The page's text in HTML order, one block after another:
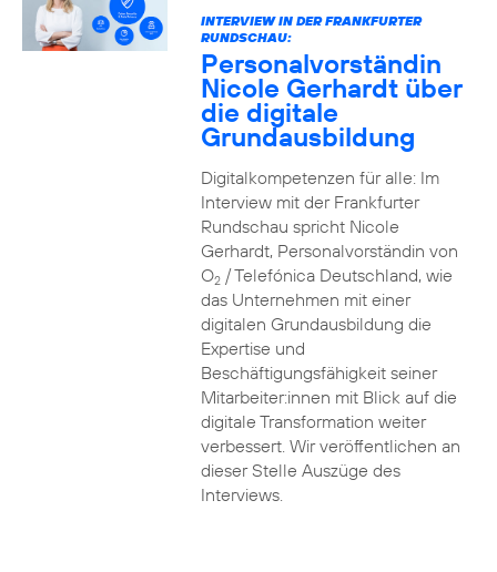
INTERVIEW IN DER FRANKFURTER
RUNDSCHAU:
Personalvorständin
Nicole Gerhardt über
die digitale
Grundausbildung
Digitalkompetenzen für alle: Im
Interview mit der Frankfurter
Rundschau spricht Nicole
Gerhardt, Personalvorständin von
O2/ Telefónica Deutschland, wie
das Unternehmen mit einer
digitalen Grundausbildung die
Expertise und
Beschäftigungsfähigkeit seiner
Mitarbeiter:innen mit Blick auf die
digitale Transformation weiter
verbessert. Wir veröffentlichen an
dieser Stelle Auszüge des
Interviews.